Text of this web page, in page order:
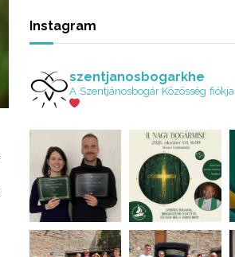
Instagram
szentjanosbogarkhe
A Szentjánosbogár Közösség fiókja